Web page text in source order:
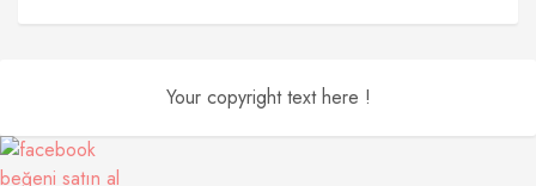
Your copyright text here !